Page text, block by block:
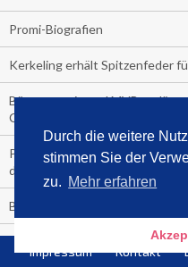
Durch die weitere
stimmen Sie der
zu. Mehr erfahren
Promi-Biografien
Kerkeling erhält Spitzenfeder
Börsenverein und MVB
Control bis 2024
PocketBook, Ceebo und
die Cloud
Bella Bella
#1-Bestseller: "Das ist Alpha!"
Impressum Kontakt